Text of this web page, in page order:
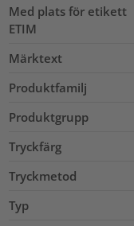
Med plats för etikett
ETIM
Märktext
Produktfamilj
Produktgrupp
Tryckfärg
Tryckmetod
Typ